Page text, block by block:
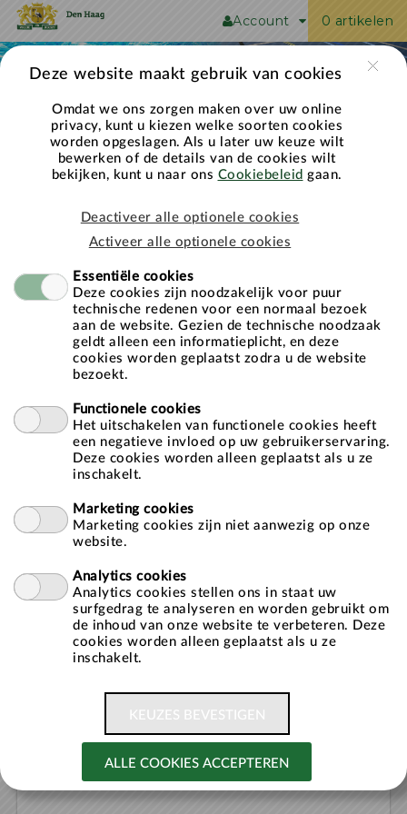
Naar hoofdinhoud
Account 0 artikelen
Welkom in de Sportwebshop van de
gemeente Den Haag
Zwemles
Inloggen
Gebruikersnaam
Wachtwoord
Niet geschikt voor openbare computers
» Registeren als nieuwe gebruiker
» Gebruikersnaam / Wachtwoord vergeten?
Deze website maakt gebruik van cookies
Omdat we ons zorgen maken over uw online
privacy, kunt u kiezen welke soorten cookies
worden opgeslagen. Als u later uw keuze wilt
bewerken of de details van de cookies wilt
bekijken, kunt u naar ons Cookiebeleid gaan.
Deactiveer alle optionele cookies
Activeer alle optionele cookies
Essentiële cookies
Deze cookies zijn noodzakelijk voor puur
technische redenen voor een normaal bezoek
aan de website. Gezien de technische noodzaak
geldt alleen een informatieplicht, en deze
cookies worden geplaatst zodra u de website
bezoekt.
Functionele cookies
Het uitschakelen van functionele cookies heeft
een negatieve invloed op uw gebruikerservaring.
Deze cookies worden alleen geplaatst als u ze
inschakelt.
Marketing cookies
Marketing cookies zijn niet aanwezig op onze
website.
Analytics cookies
Analytics cookies stellen ons in staat uw
surfgedrag te analyseren en worden gebruikt om
de inhoud van onze website te verbeteren. Deze
cookies worden alleen geplaatst als u ze
inschakelt.